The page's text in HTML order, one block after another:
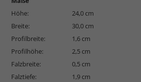
Höhe:
24,0 cm
Breite:
30,0 cm
Profilbreite:
1,6 cm
Profilhöhe:
2,5 cm
Falzbreite:
0,5 cm
Falztiefe:
1,9 cm